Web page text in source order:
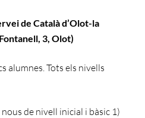
de Català d’Olot-la
3, Olot)
alumnes. Tots els nivells
de nivell inicial i bàsic 1)